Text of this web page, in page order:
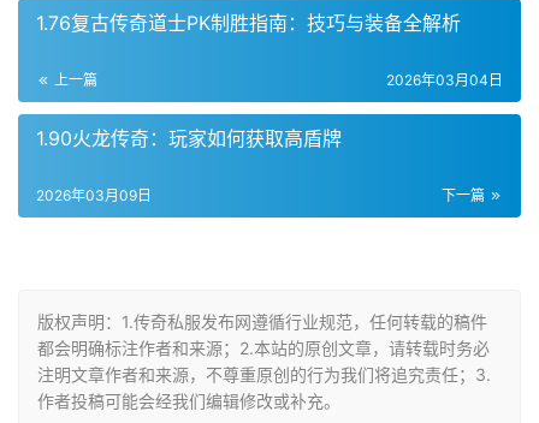
1.76复古传奇道士PK制胜指南：技巧与装备全解析
上一篇 2026年03月04日
1.90火龙传奇：玩家如何获取高盾牌
下一篇
2026年03月09日
版权声明：1.传奇私服发布网遵循行业规范，任何转载的稿件
都会明确标注作者和来源；2.本站的原创文章，请转载时务必
注明文章作者和来源，不尊重原创的行为我们将追究责任；3.
作者投稿可能会经我们编辑修改或补充。